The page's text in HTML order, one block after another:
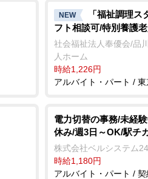
t
e
NEW
「福祉調理
フト相談可/特別養護
社会福祉法人奉優会/品
人ホーム
時給1,226円
アルバイト・パート /
電力切替の事務/未経
休み/週3日～OK/駅チ
株式会社ベルシステム24
時給1,180円
アルバイト・パート /